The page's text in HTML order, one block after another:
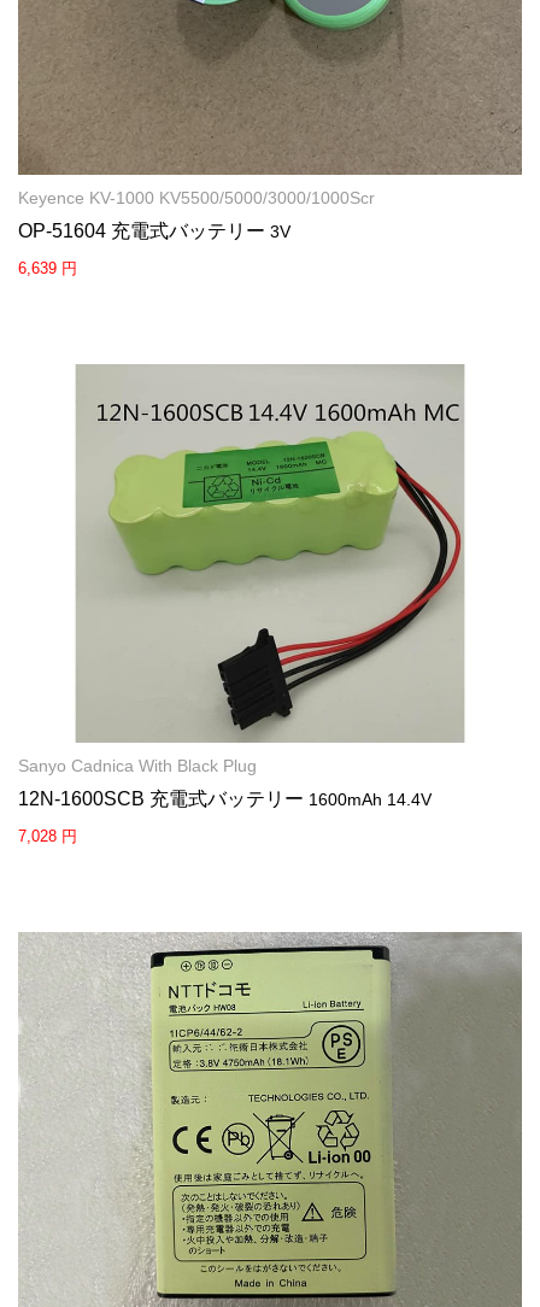
Keyence KV-1000 KV5500/5000/3000/1000Scr
OP-51604 充電式バッテリー 3V
6,639 円
Sanyo Cadnica With Black Plug
12N-1600SCB 充電式バッテリー 1600mAh 14.4V
7,028 円